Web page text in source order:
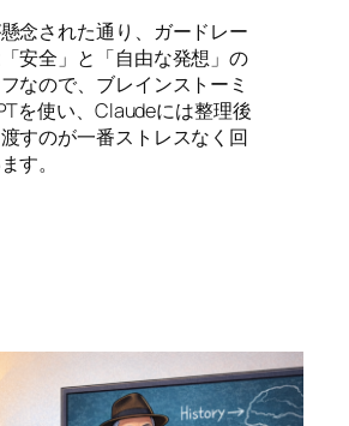
念された通り、ガードレー
安全」と「自由な発想」の
なので、ブレインストーミ
を使い、Claudeには整理後
すのが一番ストレスなく回
す。